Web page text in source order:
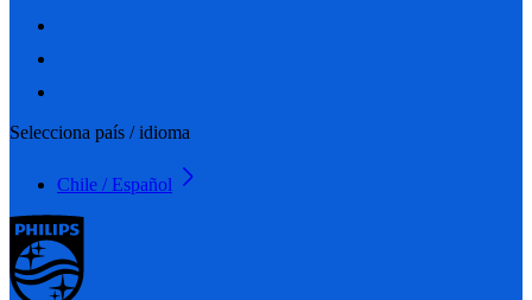
Selecciona país / idioma
Chile / Español